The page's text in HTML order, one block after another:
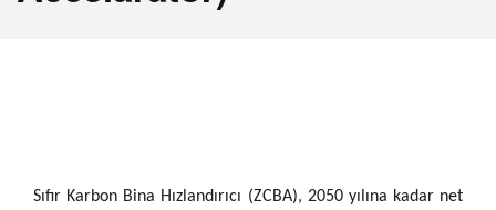
Sıfır Karbon Bina Hızlandırıcı (ZCBA), 2050 yılına kadar net